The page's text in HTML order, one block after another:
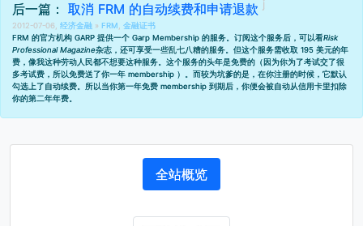
后一篇： 取消 FRM 的自动续费和申请退款
2012-07-06, 经济金融 » FRM
金融证书
FRM 的官方机构 GARP 提供一个 Garp Membership 的服务。订阅这个服务后，可以看Risk
Professional Magazine杂志，还可享受一些乱七八糟的服务 。但这个服务需收取 195 美元的年
费，像我这种劳动人民都不想要这种服务。这个服务的头年是免费的（因为你为了考试交了很
多考试费，所以免费送了你一年 membership ）。而较为坑爹的是，在你注册的时候，它默认
勾选上了自动续费。所以当你第一年免费 membership 到期后，你便会被自动从信用卡里扣除
你的第二年年费。
全站概览